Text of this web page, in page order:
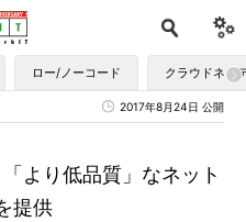
ロー/ノーコード クラウドネイ
2017年8月24日 公開
より低品質」なネット
提供